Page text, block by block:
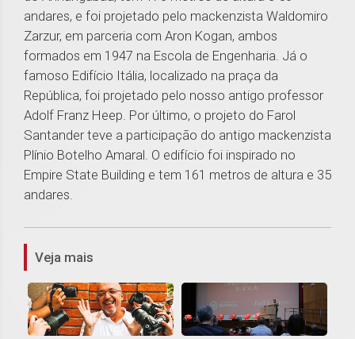
andares, e foi projetado pelo mackenzista Waldomiro
Zarzur, em parceria com Aron Kogan, ambos
formados em 1947 na Escola de Engenharia. Já o
famoso Edifício Itália, localizado na praça da
República, foi projetado pelo nosso antigo professor
Adolf Franz Heep. Por último, o projeto do Farol
Santander teve a participação do antigo mackenzista
Plínio Botelho Amaral. O edifício foi inspirado no
Empire State Building e tem 161 metros de altura e 35
andares.
Veja mais